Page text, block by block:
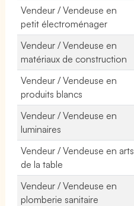
Vendeur / Vendeuse en
petit électroménager
Vendeur / Vendeuse en
matériaux de construction
Vendeur / Vendeuse en
produits blancs
Vendeur / Vendeuse en
luminaires
Vendeur / Vendeuse en arts
de la table
Vendeur / Vendeuse en
plomberie sanitaire